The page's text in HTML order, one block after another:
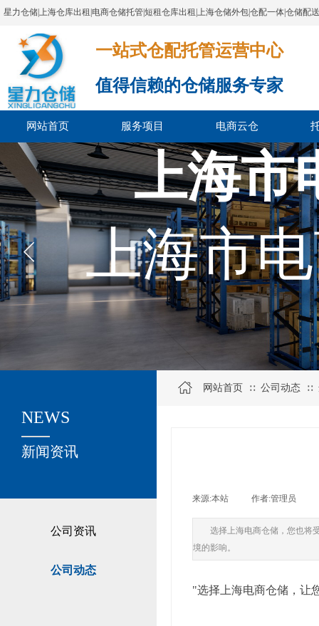
星力仓储|上海仓库出租|电商仓储托管|短租仓库出租|上海仓储外包|仓配一体|仓储配
一站式仓配托管运营中心​​​​​​​​​​​​​​​​​
值得信赖的仓储服务专家
网站首页 服务项目 电商云仓
上海市
上海市
公司资讯
公司动态
关于我们
新闻资讯
NEWS
网站首页 ∷ 公司动态 ∷
来源:本站 作者:管理员
选择上海电商仓储，您也将
境的影响。
"选择上海电商仓储，让